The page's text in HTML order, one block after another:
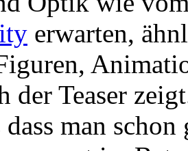
erwarten,
der Teaser
man schon